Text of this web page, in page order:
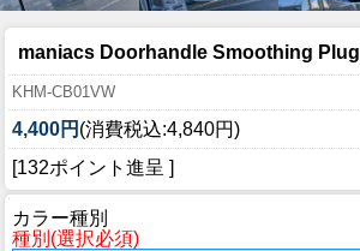
maniacs Doorhandle Smoothing Plug
KHM-CB01VW
4,400円 (消費税込:4,840円)
[132ポイント進呈 ]
カラー種別
種別(選択必須)